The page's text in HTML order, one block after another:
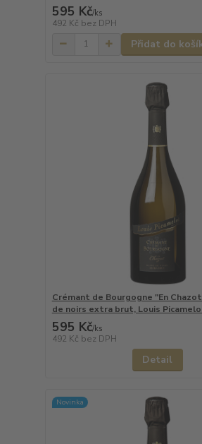
595 Kč/ks
492 Kč bez DPH
Přidat do
Crémant de Bourgogne "En
de noirs extra brut, Louis
595 Kč/ks
492 Kč bez DPH
Detail
Novinka